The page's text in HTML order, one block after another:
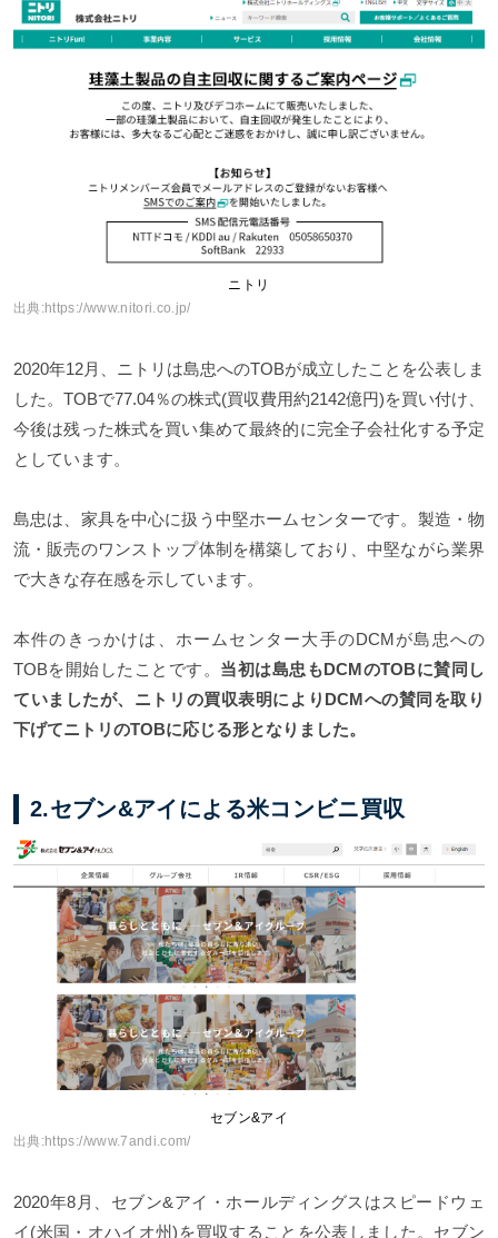
ニトリ
出典:https://www.nitori.co.jp/
2020年12月、ニトリは島忠へのTOBが成立したことを公表しま
した。TOBで77.04％の株式(買収費用約2142億円)を買い付け、
今後は残った株式を買い集めて最終的に完全子会社化する予定
としています。
島忠は、家具を中心に扱う中堅ホームセンターです。製造・物
流・販売のワンストップ体制を構築しており、中堅ながら業界
で大きな存在感を示しています。
本件のきっかけは、ホームセンター大手のDCMが島忠への
TOBを開始したことです。 当初は島忠もDCMのTOBに賛同し
ていましたが、ニトリの買収表明によりDCMへの賛同を取り
下げてニトリのTOBに応じる形となりました。
2.セブン&アイによる米コンビニ買収
セブン&アイ
出典:https://www.7andi.com/
2020年8月、セブン&アイ・ホールディングスはスピードウェ
イ(米国・オハイオ州)を買収することを公表しました。セブン